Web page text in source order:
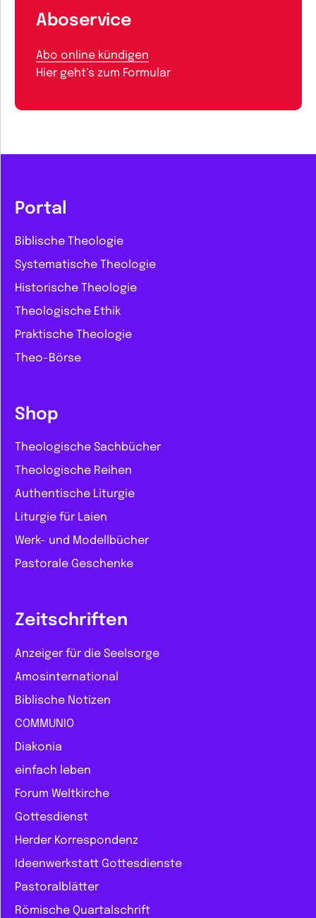
Aboservice
Abo online kündigen
Hier geht’s zum Formular
Portal
Biblische Theologie
Systematische Theologie
Historische Theologie
Theologische Ethik
Praktische Theologie
Theo-Börse
Shop
Theologische Sachbücher
Theologische Reihen
Authentische Liturgie
Liturgie für Laien
Werk- und Modellbücher
Pastorale Geschenke
Zeitschriften
Anzeiger für die Seelsorge
Amosinternational
Biblische Notizen
COMMUNIO
Diakonia
einfach leben
Forum Weltkirche
Gottesdienst
Herder Korrespondenz
Ideenwerkstatt Gottesdienste
Pastoralblätter
Römische Quartalschrift